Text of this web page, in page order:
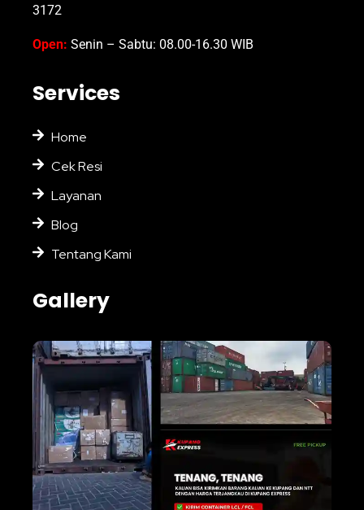
3172
Open: Senin – Sabtu: 08.00-16.30 WIB
Services
Home
Cek Resi
Layanan
Blog
Tentang Kami
Gallery